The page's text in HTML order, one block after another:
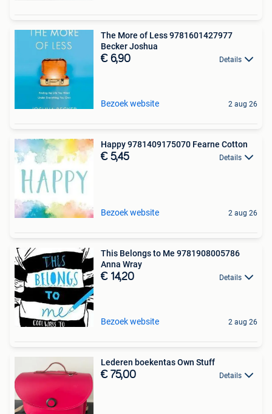
The More of Less 9781601427977
Becker Joshua
€ 6,90 Details
Bezoek website 2 aug 26
Happy 9781409175070 Fearne Cotton
€ 5,45 Details
Bezoek website 2 aug 26
This Belongs to Me 9781908005786
Anna Wray
€ 14,20 Details
Bezoek website 2 aug 26
Lederen boekentas Own Stuff
€ 75,00 Details